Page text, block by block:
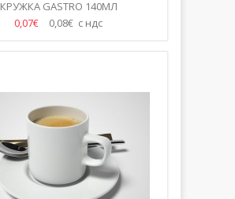
КРУЖКА GASTRO 140МЛ
0,07€
0,08€ с ндс